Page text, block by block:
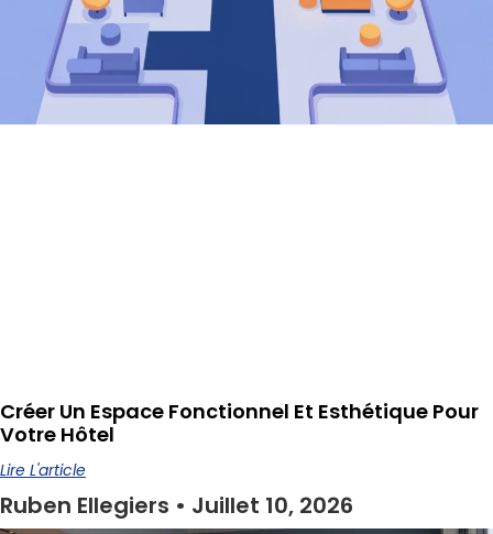
Créer Un Espace Fonctionnel Et Esthétique Pour
Votre Hôtel
Lire L'article
Ruben Ellegiers Juillet 10, 2026